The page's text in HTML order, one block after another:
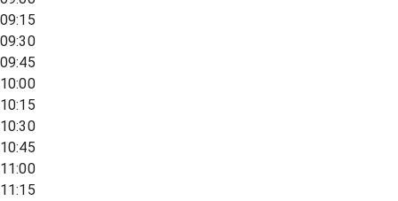
09:15
09:30
09:45
10:00
10:15
10:30
10:45
11:00
11:15